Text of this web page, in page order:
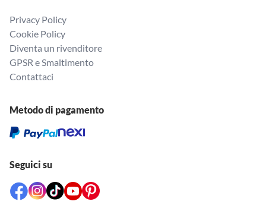
Privacy Policy
Cookie Policy
Diventa un rivenditore
GPSR e Smaltimento
Contattaci
Metodo di pagamento
Seguici su